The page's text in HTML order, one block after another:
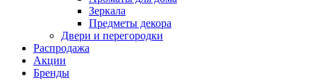
Зеркала
Предметы декора
Двери и перегородки
Распродажа
Акции
Бренды